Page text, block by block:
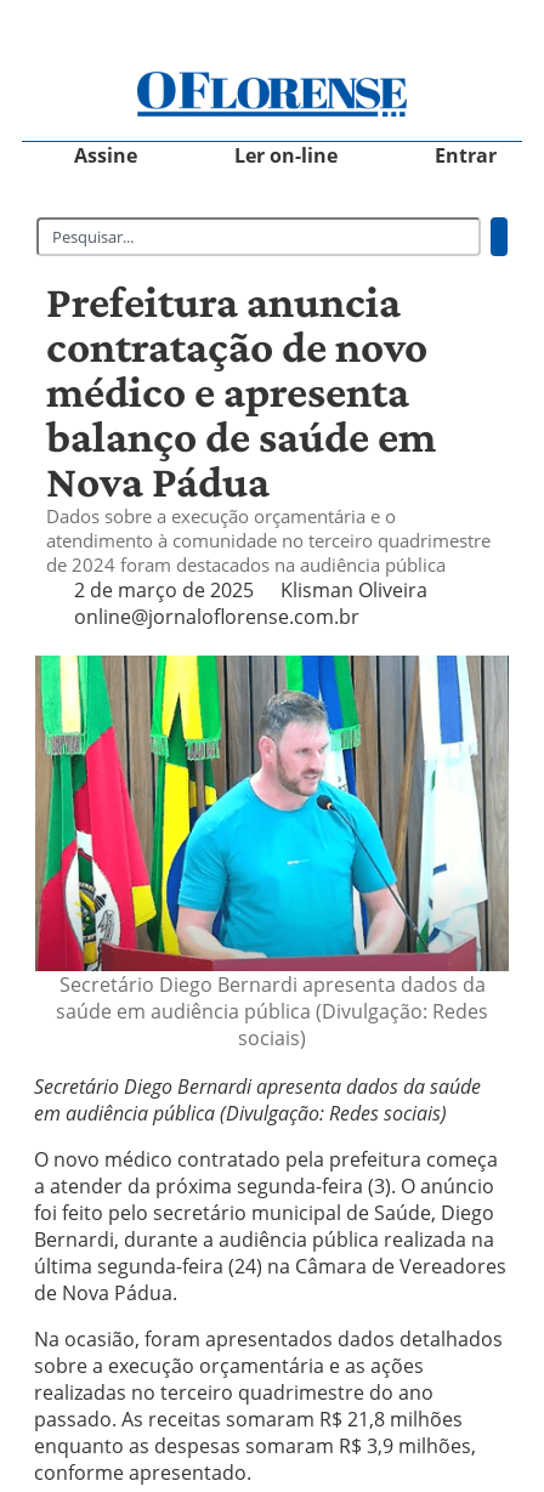
Assine Ler on-line Entrar
Prefeitura anuncia
contratação de novo
médico e apresenta
balanço de saúde em
Nova Pádua
Dados sobre a execução orçamentária e o
atendimento à comunidade no terceiro quadrimestre
de 2024 foram destacados na audiência pública
2 de março de 2025
Klisman Oliveira
online@jornaloflorense.com.br
Secretário Diego Bernardi apresenta dados da
saúde em audiência pública (Divulgação: Redes
sociais)
Secretário Diego Bernardi apresenta dados da saúde
em audiência pública (Divulgação: Redes sociais)
O novo médico contratado pela prefeitura começa
a atender da próxima segunda-feira (3). O anúncio
foi feito pelo secretário municipal de Saúde, Diego
Bernardi, durante a audiência pública realizada na
última segunda-feira (24) na Câmara de Vereadores
de Nova Pádua.
Na ocasião, foram apresentados dados detalhados
sobre a execução orçamentária e as ações
realizadas no terceiro quadrimestre do ano
passado. As receitas somaram R$ 21,8 milhões
enquanto as despesas somaram R$ 3,9 milhões,
conforme apresentado.